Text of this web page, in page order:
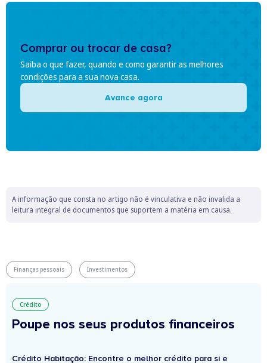
Comprar ou trocar de casa?
Saiba o que fazer, quando e como garantir as melhores
condições para a sua nova casa.
Avance agora
A informação que consta no artigo não é vinculativa e não invalida a
leitura integral de documentos que suportem a matéria em causa.
Finanças pessoais Investimentos
Crédito
Poupe nos seus produtos financeiros
Crédito Habitação: Encontre o melhor crédito para si e